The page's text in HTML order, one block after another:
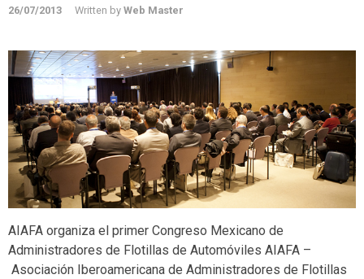
26/07/2013 Written by Web Master
AIAFA organiza el primer Congreso Mexicano de
Administradores de Flotillas de Automóviles AIAFA –
Asociación Iberoamericana de Administradores de Flotillas